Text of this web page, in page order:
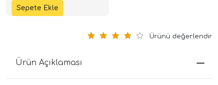
Ürünü değerlendir
Ürün Açıklaması